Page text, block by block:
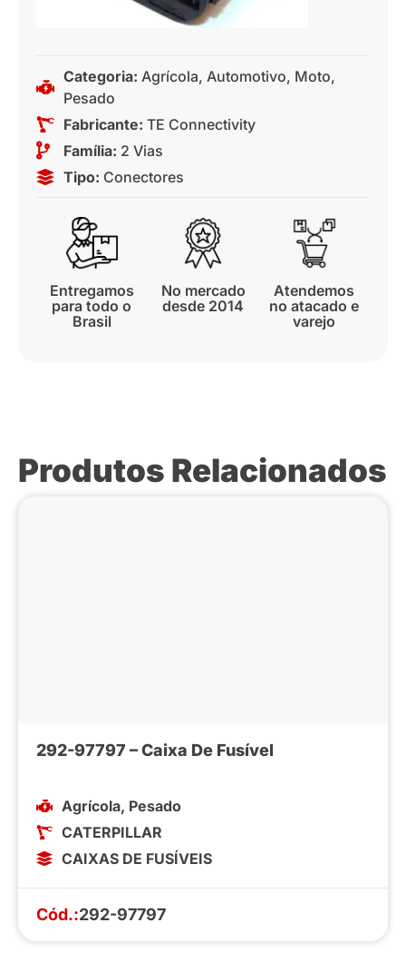
Categoria: Agrícola, Automotivo, Moto,
Pesado
Fabricante: TE Connectivity
Família: 2 Vias
Tipo: Conectores
Entregamos
para todo o
Brasil
No mercado
desde 2014
Atendemos
no atacado e
varejo
Produtos Relacionados
292-97797 – Caixa De Fusível
Agrícola, Pesado
CATERPILLAR
CAIXAS DE FUSÍVEIS
Cód.:292-97797